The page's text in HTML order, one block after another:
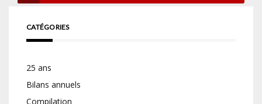
CATÉGORIES
25 ans
Bilans annuels
Compilation